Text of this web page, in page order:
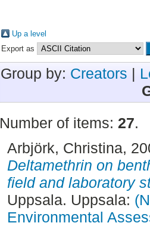
Up a level
Export as
Group by: Creators |
Number of items: 27.
Arbjörk, Christina,
Deltamethrin on
field and laboratory
Uppsala. Uppsala:
Environmental